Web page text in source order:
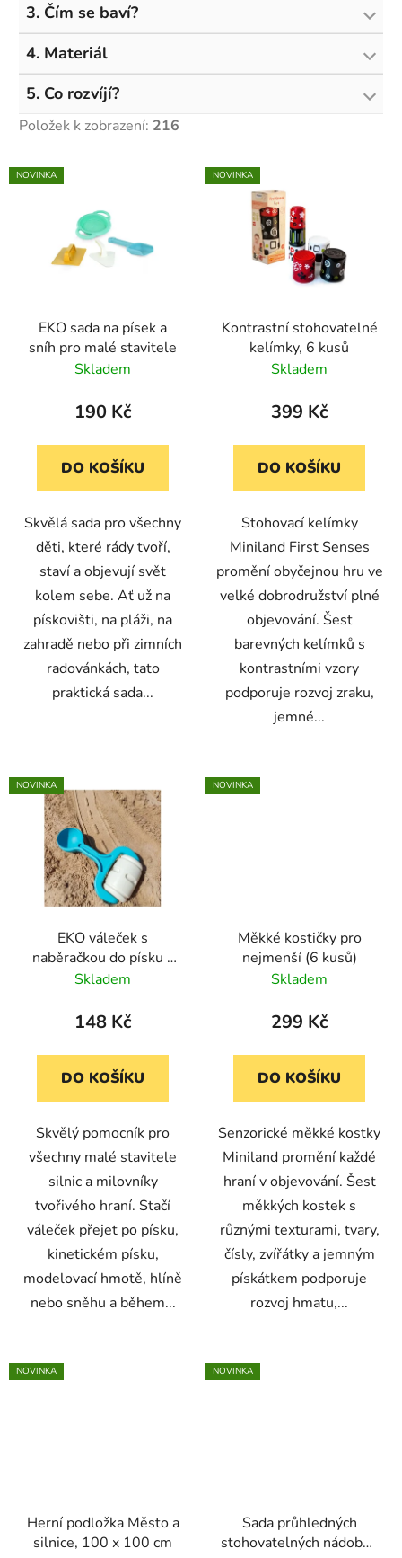
3. Čím se baví?
4. Materiál
5. Co rozvíjí?
Položek k zobrazení: 216
V
ý
NOVINKA
EKO sada na písek a
sníh pro malé stavitele
Skladem
190 Kč
DO KOŠÍKU
Skvělá sada pro všechny
děti, které rády tvoří,
staví a objevují svět
kolem sebe. Ať už na
pískovišti, na pláži, na
zahradě nebo při zimních
radovánkách, tato
praktická sada...
NOVINKA
Kontrastní stohovatelné
kelímky, 6 kusů
Skladem
399 Kč
DO KOŠÍKU
Stohovací kelímky
Miniland First Senses
promění obyčejnou hru ve
velké dobrodružství plné
objevování. Šest
barevných kelímků s
kontrastními vzory
podporuje rozvoj zraku,
jemné...
NOVINKA
EKO váleček s
naběračkou do písku -
Silnice
Skladem
148 Kč
DO KOŠÍKU
Skvělý pomocník pro
všechny malé stavitele
silnic a milovníky
tvořivého hraní. Stačí
váleček přejet po písku,
kinetickém písku,
modelovací hmotě, hlíně
nebo sněhu a během...
NOVINKA
Měkké kostičky pro
nejmenší (6 kusů)
Skladem
299 Kč
DO KOŠÍKU
Senzorické měkké kostky
Miniland promění každé
hraní v objevování. Šest
měkkých kostek s
různými texturami, tvary,
čísly, zvířátky a jemným
pískátkem podporuje
rozvoj hmatu,...
NOVINKA
Herní podložka Město a
silnice, 100 x 100 cm
NOVINKA
Sada průhledných
stohovatelných nádobek